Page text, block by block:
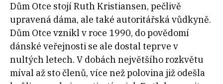
Dům Otce stojí Ruth Kristiansen, pečlivě
upravená dáma, ale také autoritářská vůdkyně.
Dům Otce vznikl v roce 1990, do povědomí
dánské veřejnosti se ale dostal teprve v
nultých letech. V dobách největšího rozkvětu
míval až sto členů, více než polovina již odešla